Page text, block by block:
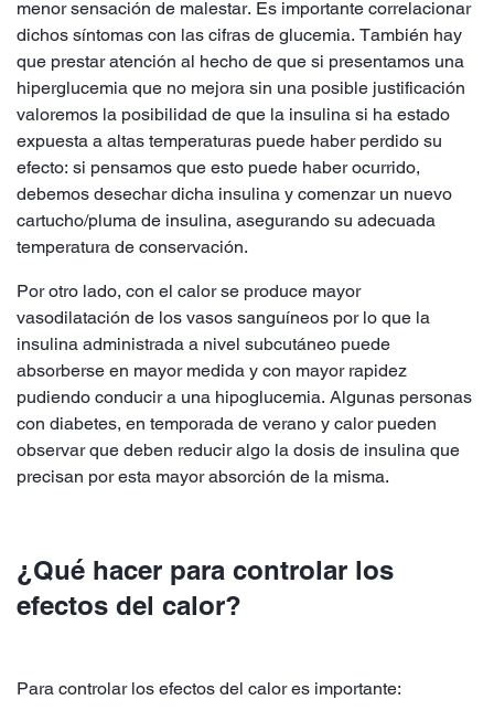
menor sensación de malestar. Es importante correlacionar
dichos síntomas con las cifras de glucemia. También hay
que prestar atención al hecho de que si presentamos una
hiperglucemia que no mejora sin una posible justificación
valoremos la posibilidad de que la insulina si ha estado
expuesta a altas temperaturas puede haber perdido su
efecto: si pensamos que esto puede haber ocurrido,
debemos desechar dicha insulina y comenzar un nuevo
cartucho/pluma de insulina, asegurando su adecuada
temperatura de conservación.
Por otro lado, con el calor se produce mayor
vasodilatación de los vasos sanguíneos por lo que la
insulina administrada a nivel subcutáneo puede
absorberse en mayor medida y con mayor rapidez
pudiendo conducir a una hipoglucemia. Algunas personas
con diabetes, en temporada de verano y calor pueden
observar que deben reducir algo la dosis de insulina que
precisan por esta mayor absorción de la misma.
¿Qué hacer para controlar los
efectos del calor?
Para controlar los efectos del calor es importante: